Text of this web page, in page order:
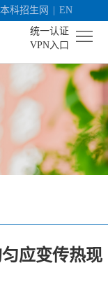
本科招生网
EN
统一认证
VPN入口
应变传热现